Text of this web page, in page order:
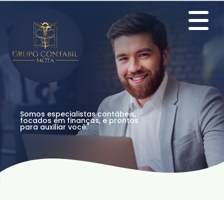
Somos especialistas contábeis,
focados em finanças, e prontos
para auxiliar você.